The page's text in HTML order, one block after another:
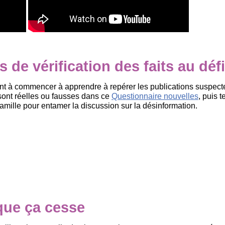
de vérification des faits au défi
à commencer à apprendre à repérer les publications
réelles ou fausses dans ce Questionnaire nouvelles, puis
pour entamer la discussion sur la désinformation.
ça cesse